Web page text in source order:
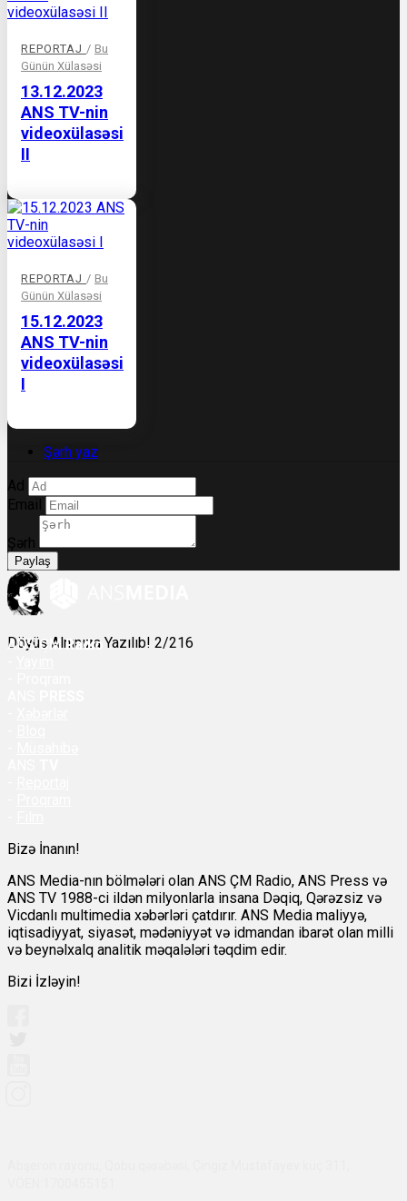
REPORTAJ / Bu
Günün Xülasəsi
13.12.2023
ANS TV-nin
videoxülasəsi
II
REPORTAJ / Bu
Günün Xülasəsi
15.12.2023
ANS TV-nin
videoxülasəsi
I
Şərh yaz
Ad
Email
Şərh
Paylaş
Döyüş Alnınıza Yazılıb! 2/216
ANSÇM Radio
Bizə İnanın!
ANS Media-nın bölmələri olan ANS ÇM Radio, ANS Press və
ANS TV 1988-ci ildən milyonlarla insana Dəqiq, Qərəzsiz və
Vicdanlı multimedia xəbərləri çatdırır. ANS Media maliyyə,
iqtisadiyyat, siyasət, mədəniyyət və idmandan ibarət olan milli
və beynəlxalq analitik məqalələri təqdim edir.
Bizi İzləyin!